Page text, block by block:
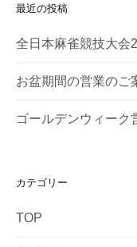
最近の投稿
全日本麻雀競技大会
お盆期間の営業のご
ゴールデンウィーク
カテゴリー
TOP